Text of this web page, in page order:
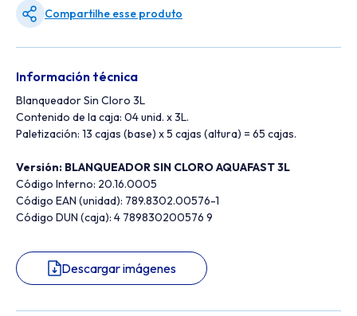
Compartilhe esse produto
Información técnica
Blanqueador Sin Cloro 3L
Contenido de la caja: 04 unid. x 3L.
Paletización: 13 cajas (base) x 5 cajas (altura) = 65 cajas.
Versión: BLANQUEADOR SIN CLORO AQUAFAST 3L
Código Interno: 20.16.0005
Código EAN (unidad): 789.8302.00576-1
Código DUN (caja): 4 789830200576 9
Descargar imágenes